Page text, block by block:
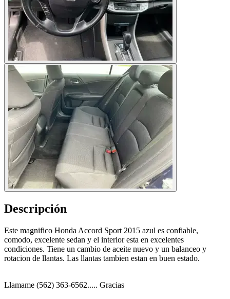
Descripción
Este magnifico Honda Accord Sport 2015 azul es confiable,
comodo, excelente sedan y el interior esta en excelentes
condiciones. Tiene un cambio de aceite nuevo y un balanceo y
rotacion de llantas. Las llantas tambien estan en buen estado.
Llamame (562) 363-6562..... Gracias